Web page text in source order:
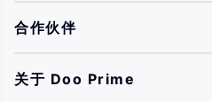
合作伙伴
关于 Doo Prime